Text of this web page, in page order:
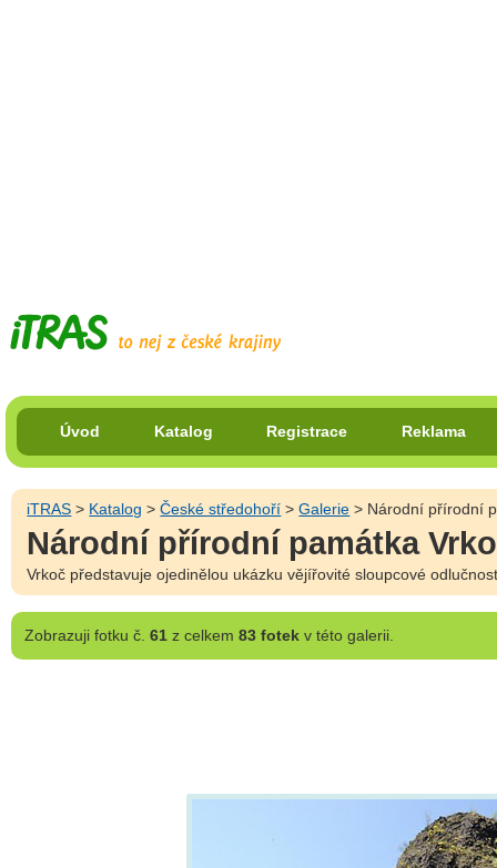
Úvod Katalog Registrace Reklama
iTRAS > Katalog >České středohoří >Galerie > Národní přírodní
Národní přírodní památka
Vrkoč představuje ojedinělou ukázku vějířovité sloupcové
Zobrazujifotku č. 61z celkem 83 fotekv této galerii.